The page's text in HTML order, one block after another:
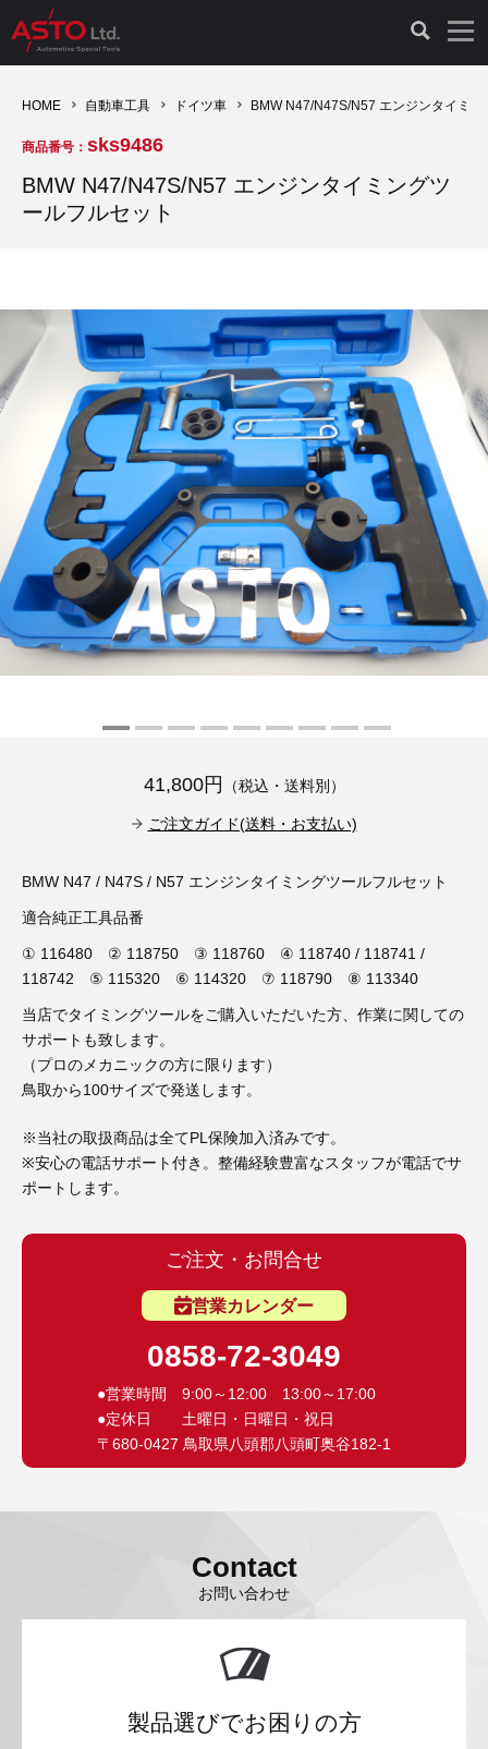
診断機（16）
キープログラマー（4）
ADAS（7）
オプション品（17）
TPMS（4）
その他（9）
診断テスター（10）
キープログラマー（20）
スモークテスター（4）
安定化電源ユニット（8）
バッテリーテスター（4）
古い車両用診断テスター（10）
バイク用診断テスター（7）
その他（20）
HCB TOOLS（45）
AST TOOLS（51）
LASER（39）
ドイツ車（211）
イタリア/フランス車（27）
イギリス車（23）
アメリカ車（15）
スウェーデン車（20）
ホイールロック取り外しツール（6）
3D プリンターペン（8）
オシロスコープ（2）
オシロ関連商品（9）
その他（8）
ドイツ車（428）
イタリア/フランス車（145）
アメリカ車（60）
スウェーデン車（45）
日本車（40）
ロシア（8）
ブレーキキャリパーリペアキット（369）
ライト関連（6）
現品修理（77）
リビルト品（58）
コントロールユニット初期化（3）
イモビライザーOFF（1）
その他（6）
オシロスコープ（10）
アクセサリー（13）
HOME 自動車工具 ドイツ車 BMW N47/N47S/N57 エンジンタイミ
商品番号： sks9486
BMW N47/N47S/N57 エンジンタイミングツ
ールフルセット
41,800円 （税込・送料別）
ご注文ガイド(送料・お支払い)
BMW N47 / N47S / N57 エンジンタイミングツールフルセット
適合純正工具品番
① 116480 ② 118750 ③ 118760 ④ 118740 / 118741 /
118742 ⑤ 115320 ⑥ 114320 ⑦ 118790 ⑧ 113340
当店でタイミングツールをご購入いただいた方、作業に関しての
サポートも致します。
（プロのメカニックの方に限ります）
鳥取から100サイズで発送します。
※当社の取扱商品は全てPL保険加入済みです。
※安心の電話サポート付き。整備経験豊富なスタッフが電話でサ
ポートします。
ご注文・お問合せ
営業カレンダー
0858-72-3049
●営業時間 9:00～12:00 13:00～17:00
●定休日 土曜日・日曜日・祝日
〒680-0427 鳥取県八頭郡八頭町奥谷182-1
Contact
お問い合わせ
製品選びでお困りの方